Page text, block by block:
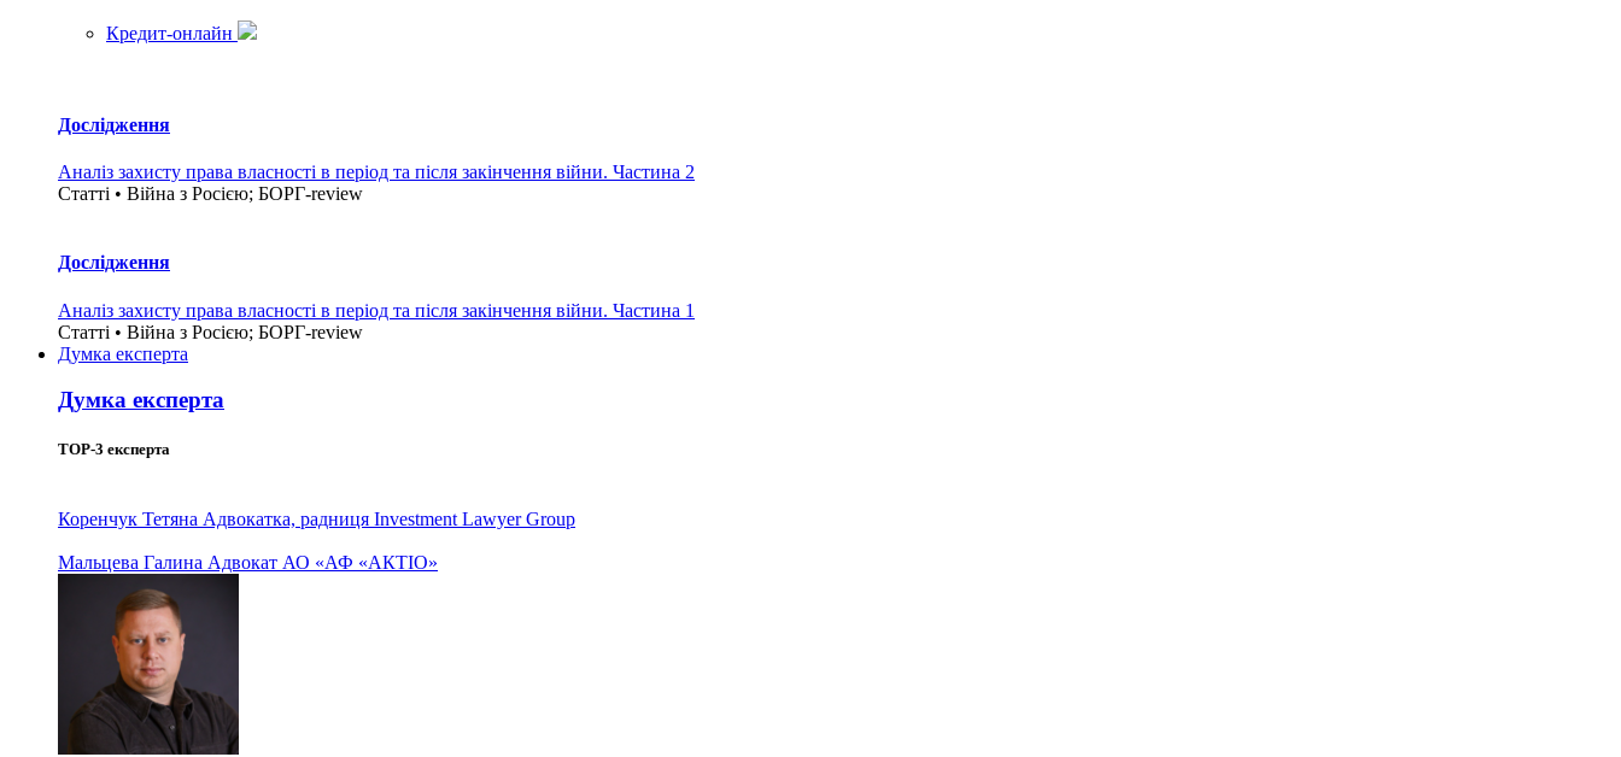
Кредит-онлайн
Дослідження
Аналіз захисту права власності в період та після закінчення війни. Частина 2
Статті • Війна з Росією; БОРГ-review
Дослідження
Аналіз захисту права власності в період та після закінчення війни. Частина 1
Статті • Війна з Росією; БОРГ-review
Думка експерта
Думка експерта
TOP-3 експерта
Коренчук Тетяна Адвокатка, радниця Investment Lawyer Group
Мальцева Галина Адвокат АО «АФ «АКТІО»